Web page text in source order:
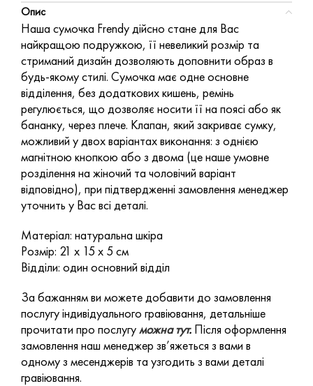
Опис
Наша сумочка Frendy дійсно стане для Вас
найкращою подружкою, її невеликий розмір та
стриманий дизайн дозволяють доповнити образ в
будь-якому стилі. Сумочка має одне основне
відділення, без додаткових кишень, ремінь
регулюється, що дозволяє носити її на поясі або як
бананку, через плече. Клапан, який закриває сумку,
можливий у двох варіантах виконання: з однією
магнітною кнопкою або з двома (це наше умовне
розділення на жіночий та чоловічий варіант
відповідно), при підтвердженні замовлення менеджер
уточнить у Вас всі деталі.
Матеріал: натуральна шкіра
Розмір: 21 х 15 х 5 см
Відділи: один основний відділ
За бажанням ви можете добавити до замовлення
послугу індивідуального гравіювання, детальніше
прочитати про послугуможна тут. Після оформлення
замовлення наш менеджер зв’яжеться з вами в
одному з месенджерів та узгодить з вами деталі
гравіювання.